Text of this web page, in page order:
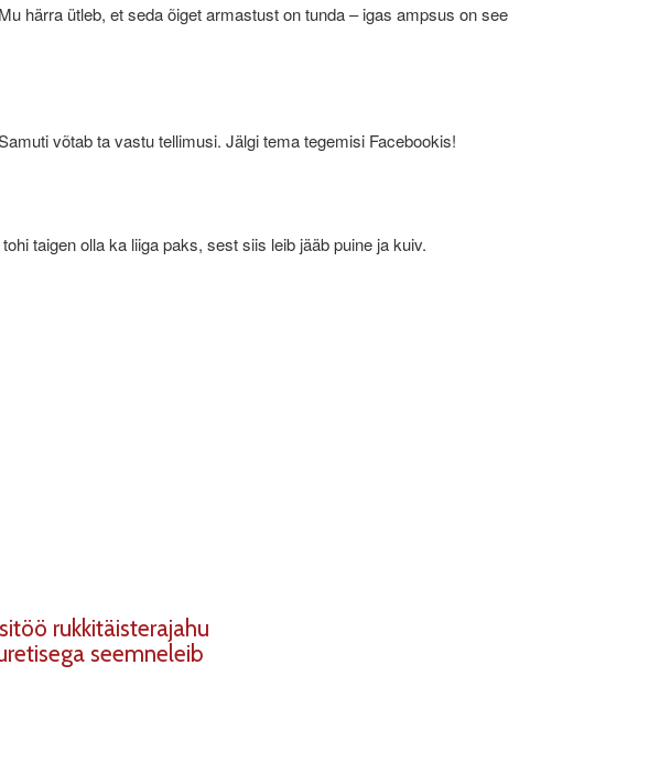
härra ütleb, et seda õiget armastust on tunda – igas ampsus on see
võtab ta vastu tellimusi. Jälgi tema tegemisi Facebookis!
taigen olla ka liiga paks, sest siis leib jääb puine ja kuiv.
rukkitäisterajahu
seemneleib